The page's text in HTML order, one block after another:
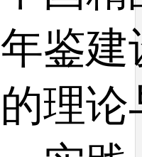
年鉴建
的理论